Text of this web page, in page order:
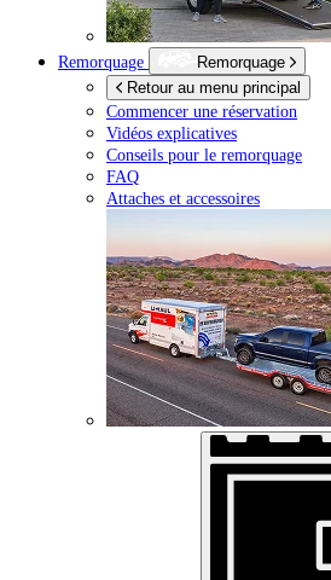
Remorquage
Remorquage
Retour au menu principal
Commencer une réservation
Vidéos explicatives
Conseils pour le remorquage
FAQ
Attaches et accessoires